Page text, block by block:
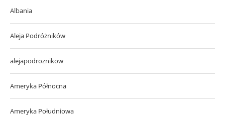
Albania
Aleja Podróżników
alejapodroznikow
Ameryka Północna
Ameryka Południowa